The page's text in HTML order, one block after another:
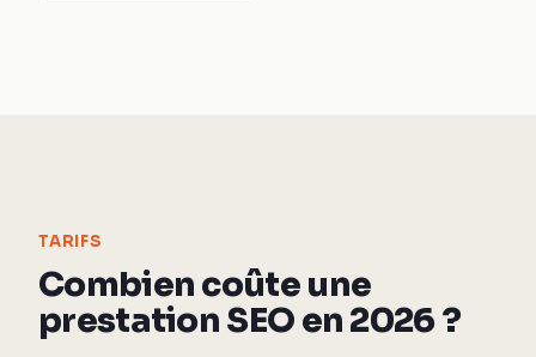
TARIFS
Combien coûte une
prestation SEO en 2026 ?